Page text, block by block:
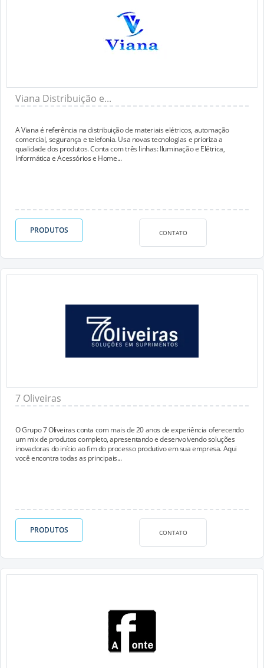
Viana Distribuição e...
A Viana é referência na distribuição de materiais elétricos, automação
comercial, segurança e telefonia. Usa novas tecnologias e prioriza a
qualidade dos produtos. Conta com três linhas: Iluminação e Elétrica,
Informática e Acessórios e Home...
PRODUTOS CONTATO
7 Oliveiras
O Grupo 7 Oliveiras conta com mais de 20 anos de experiência oferecendo
um mix de produtos completo, apresentando e desenvolvendo soluções
inovadoras do início ao fim do processo produtivo em sua empresa. Aqui
você encontra todas as principais...
PRODUTOS CONTATO